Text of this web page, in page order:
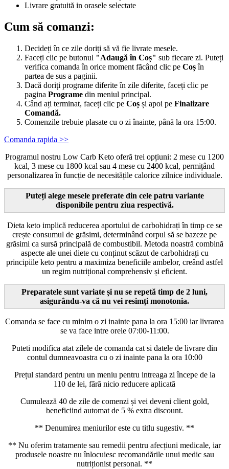
Livrare gratuită in orasele selectate
Cum să comanzi:
Decideți în ce zile doriți să vă fie livrate mesele.
Faceți clic pe butonul "Adaugă în Coș" sub fiecare zi. Puteți
verifica comanda în orice moment făcând clic pe Coșîn
partea de sus a paginii.
Dacă doriți programe diferite în zile diferite, faceți clic pe
pagina Programe din meniul principal.
Când ați terminat, faceți clic pe Coș și apoi pe Finalizare
Comandă.
Comenzile trebuie plasate cu o zi înainte, până la ora 15:00.
Comanda rapida >>
Programul nostru Low Carb Keto oferă trei opțiuni: 2 mese cu 1200
kcal, 3 mese cu 1800 kcal sau 4 mese cu 2400 kcal, permițând
personalizarea în funcție de necesitățile calorice zilnice individuale.
Puteți alege mesele preferate din cele patru variante
disponibile pentru ziua respectivă.
Dieta keto implică reducerea aportului de carbohidrați în timp ce se
crește consumul de grăsimi, determinând corpul să se bazeze pe
grăsimi ca sursă principală de combustibil. Metoda noastră combină
aspecte ale unei diete cu conținut scăzut de carbohidrați cu
principiile keto pentru a maximiza beneficiile ambelor, creând astfel
un regim nutrițional comprehensiv și eficient.
Preparatele sunt variate și nu se repetă timp de 2 luni,
asigurându-va că nu vei resimți monotonia.
Comanda se face cu minim o zi inainte pana la ora 15:00 iar livrarea
se va face intre orele 07:00-11:00.
Puteti modifica atat zilele de comanda cat si datele de livrare din
contul dumneavoastra cu o zi inainte pana la ora 10:00
Prețul standard pentru un meniu pentru intreaga zi începe de la
110 de lei, fără nicio reducere aplicată
Cumulează 40 de zile de comenzi și vei deveni client gold,
beneficiind automat de 5 % extra discount.
** Denumirea meniurilor este cu titlu sugestiv. **
** Nu oferim tratamente sau remedii pentru afecțiuni medicale, iar
produsele noastre nu înlocuiesc recomandările unui medic sau
nutriționist personal. **